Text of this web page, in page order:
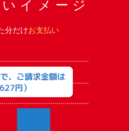
イメージ
分だけお支払い